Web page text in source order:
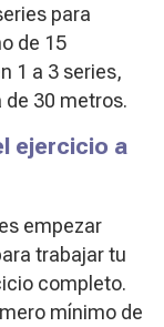
para
de 15
1 a 3 series,
30 metros.
ejercicio a
empezar
trabajar tu
completo.
mínimo de